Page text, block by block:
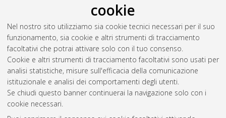
cookie
Nel nostro sito utilizziamo sia cookie tecnici necessari per il suo
funzionamento, sia cookie e altri strumenti di tracciamento
facoltativi che potrai attivare solo con il tuo consenso.
Cookie e altri strumenti di tracciamento facoltativi sono usati per
analisi statistiche, misure sull'efficacia della comunicazione
istituzionale e analisi dei comportamenti degli utenti.
Se chiudi questo banner continuerai la navigazione solo con i
cookie necessari.
Abstract
Altri metadati
Gestione del documento:
Atom